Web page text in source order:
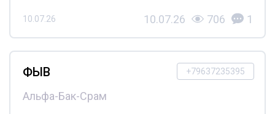
10.07.26 10.07.26 706 1
+79637235395
ФЫВ
Альфа-Бак-Срам